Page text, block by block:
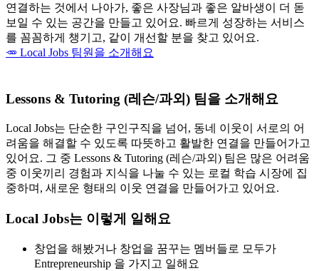
연결하는 것에서 나아가, 좋은 사장님과 좋은 알바생이 더 돋
보일 수 있는 공간을 만들고 있어요. 빠르게 성장하는 서비스
를 꼼꼼하게 챙기고, 같이 개선할 분을 찾고 있어요.
🥕 Local Jobs 팀원을 소개해요
Lessons & Tutoring (레슨/과외) 팀을 소개해요
Local Jobs는 단순한 구인구직을 넘어, 동네 이웃이 서로의 어
려움을 해결할 수 있도록 따뜻하고 활발한 연결을 만들어가고
있어요. 그 중 Lessons & Tutoring (레슨/과외) 팀은 많은 어려움
중 이웃끼리 경험과 지식을 나눌 수 있는 로컬 학습 시장에 집
중하며, 새로운 형태의 이웃 연결을 만들어가고 있어요.
Local Jobs는 이렇게 일해요
창업을 해봤거나 창업을 꿈꾸는 멤버들로 모두가
Entrepreneurship 을 가지고 일해요